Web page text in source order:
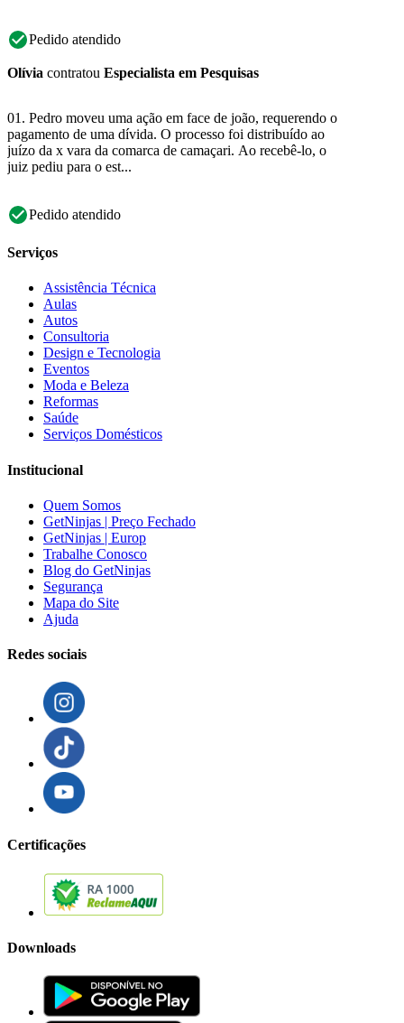
Pedido atendido
Olívia contratou Especialista em Pesquisas
01. Pedro moveu uma ação em face de joão, requerendo o
pagamento de uma dívida. O processo foi distribuído ao
juízo da x vara da comarca de camaçari. Ao recebê-lo, o
juiz pediu para o est...
Pedido atendido
Serviços
Assistência Técnica
Aulas
Autos
Consultoria
Design e Tecnologia
Eventos
Moda e Beleza
Reformas
Saúde
Serviços Domésticos
Institucional
Quem Somos
GetNinjas | Preço Fechado
GetNinjas | Europ
Trabalhe Conosco
Blog do GetNinjas
Segurança
Mapa do Site
Ajuda
Redes sociais
Certificações
Downloads